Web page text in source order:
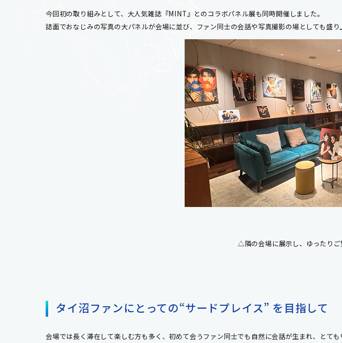
今回初の取り組みとして、大人気雑誌『MINT』とのコラボパネル展も同時開催しました。
誌面でおなじみの写真の大パネルが会場に並び、ファン同士の会話や写真撮影の場としても盛り
△隣の会場に展示し、ゆったり
タイ沼ファンにとっての“サードプレイス” を目指して
会場では長く滞在して楽しむ方も多く、初めて会うファン同士でも自然に会話が生まれ、とて